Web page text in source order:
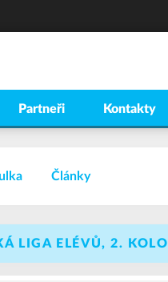
Partneři Kontakty
Články
LIGA ELÉVŮ, 2. KOLO